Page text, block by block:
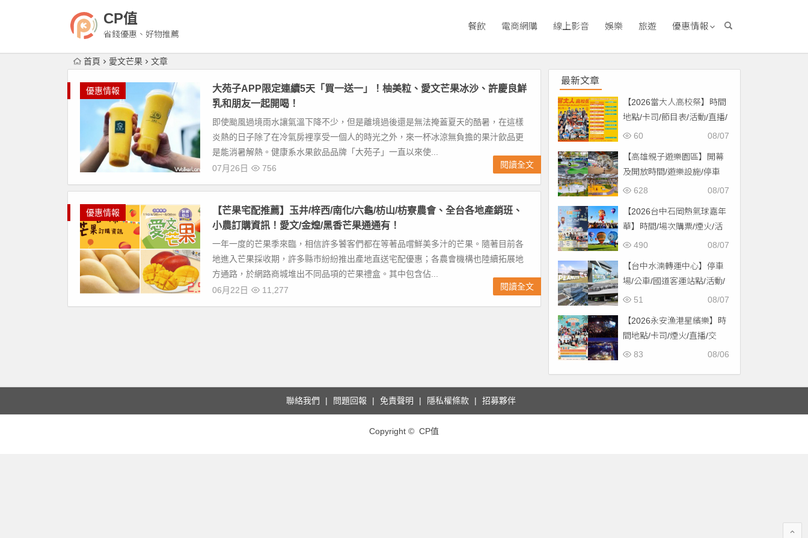
CP值
省錢優惠、好物推薦
餐飲 電商網購 線上影音 娛樂 旅遊 優惠情報
首頁 愛文芒果 文章
優惠情報
大苑子APP限定連續5天「買一送一」！柚美粒、愛文芒果冰沙、許慶良鮮
乳和朋友一起開喝！
即使颱風過境雨水讓氣溫下降不少，但是離境過後還是無法掩蓋夏天的酷暑，在這樣
炎熱的日子除了在冷氣房裡享受一個人的時光之外，來一杯冰涼無負擔的果汁飲品更
是能消暑解熱。健康系水果飲品品牌「大苑子」一直以來使...
07月26日
756 閱讀全文
優惠情報
【芒果宅配推薦】玉井/梓西/南化/六龜/枋山/枋寮農會、全台各地產銷班、
小農訂購資訊！愛文/金煌/黑香芒果通通有！
一年一度的芒果季來臨，相信許多饕客們都在等著品嚐鮮美多汁的芒果。隨著目前各
地進入芒果採收期，許多縣市紛紛推出產地直送宅配優惠；各農會機構也陸續拓展地
方通路，於網路商城堆出不同品項的芒果禮盒。其中包含佔...
06月22日
11,277 閱讀全文
最新文章
【2026當大人高校祭】時間
地點/卡司/節目表/活動/直播/
交通，免費入場！
08/07
60
【高雄親子遊樂園區】開幕
及開放時間/遊樂設施/停車
場/交通一次看！
08/07
628
【2026台中石岡熱氣球嘉年
華】時間/場次購票/煙火/活
動/交通，土牛運動公園登08/07
490
【台中水湳轉運中心】停車
場/公車/國道客運站點/活動/
交通，啟用免費停車！ 08/07
51
【2026永安漁港星繽樂】時
間地點/卡司/煙火/直播/交
通，免費入場！
08/06
83
聯絡我們 問題回報 免責聲明 隱私權條款 招募夥伴
Copyright © CP值